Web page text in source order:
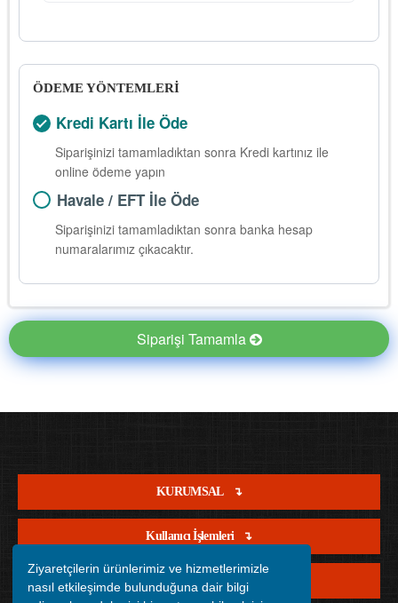
Ziyaretçilerin ürünlerimiz ve hizmetlerimizle
nasıl etkileşimde bulunduğuna dair bilgi
ÖDEME YÖNTEMLERİ
Kredi Kartı İle Öde
Siparişinizi tamamladıktan sonra Kredi kartınız ile
online ödeme yapın
Havale / EFT İle Öde
Siparişinizi tamamladıktan sonra banka hesap
numaralarımız çıkacaktır.
Siparişi Tamamla
KURUMSAL
Kullanıcı İşlemleri
Satış İşlemleri